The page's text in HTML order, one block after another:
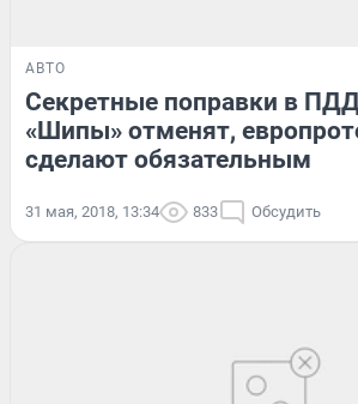
АВТО
Секретные поправки в
«Шипы» отменят,
сделают обязательным
31 мая, 2018, 13:34 833 Обсудить